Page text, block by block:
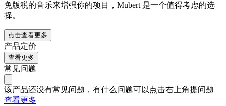
免版税的音乐来增强你的项目，Mubert 是一个值得考虑的选
择。
点击查看更多
产品定价
查看更多
常见问题
该产品还没有常见问题，有什么问题可以点击右上角提问题
查看更多